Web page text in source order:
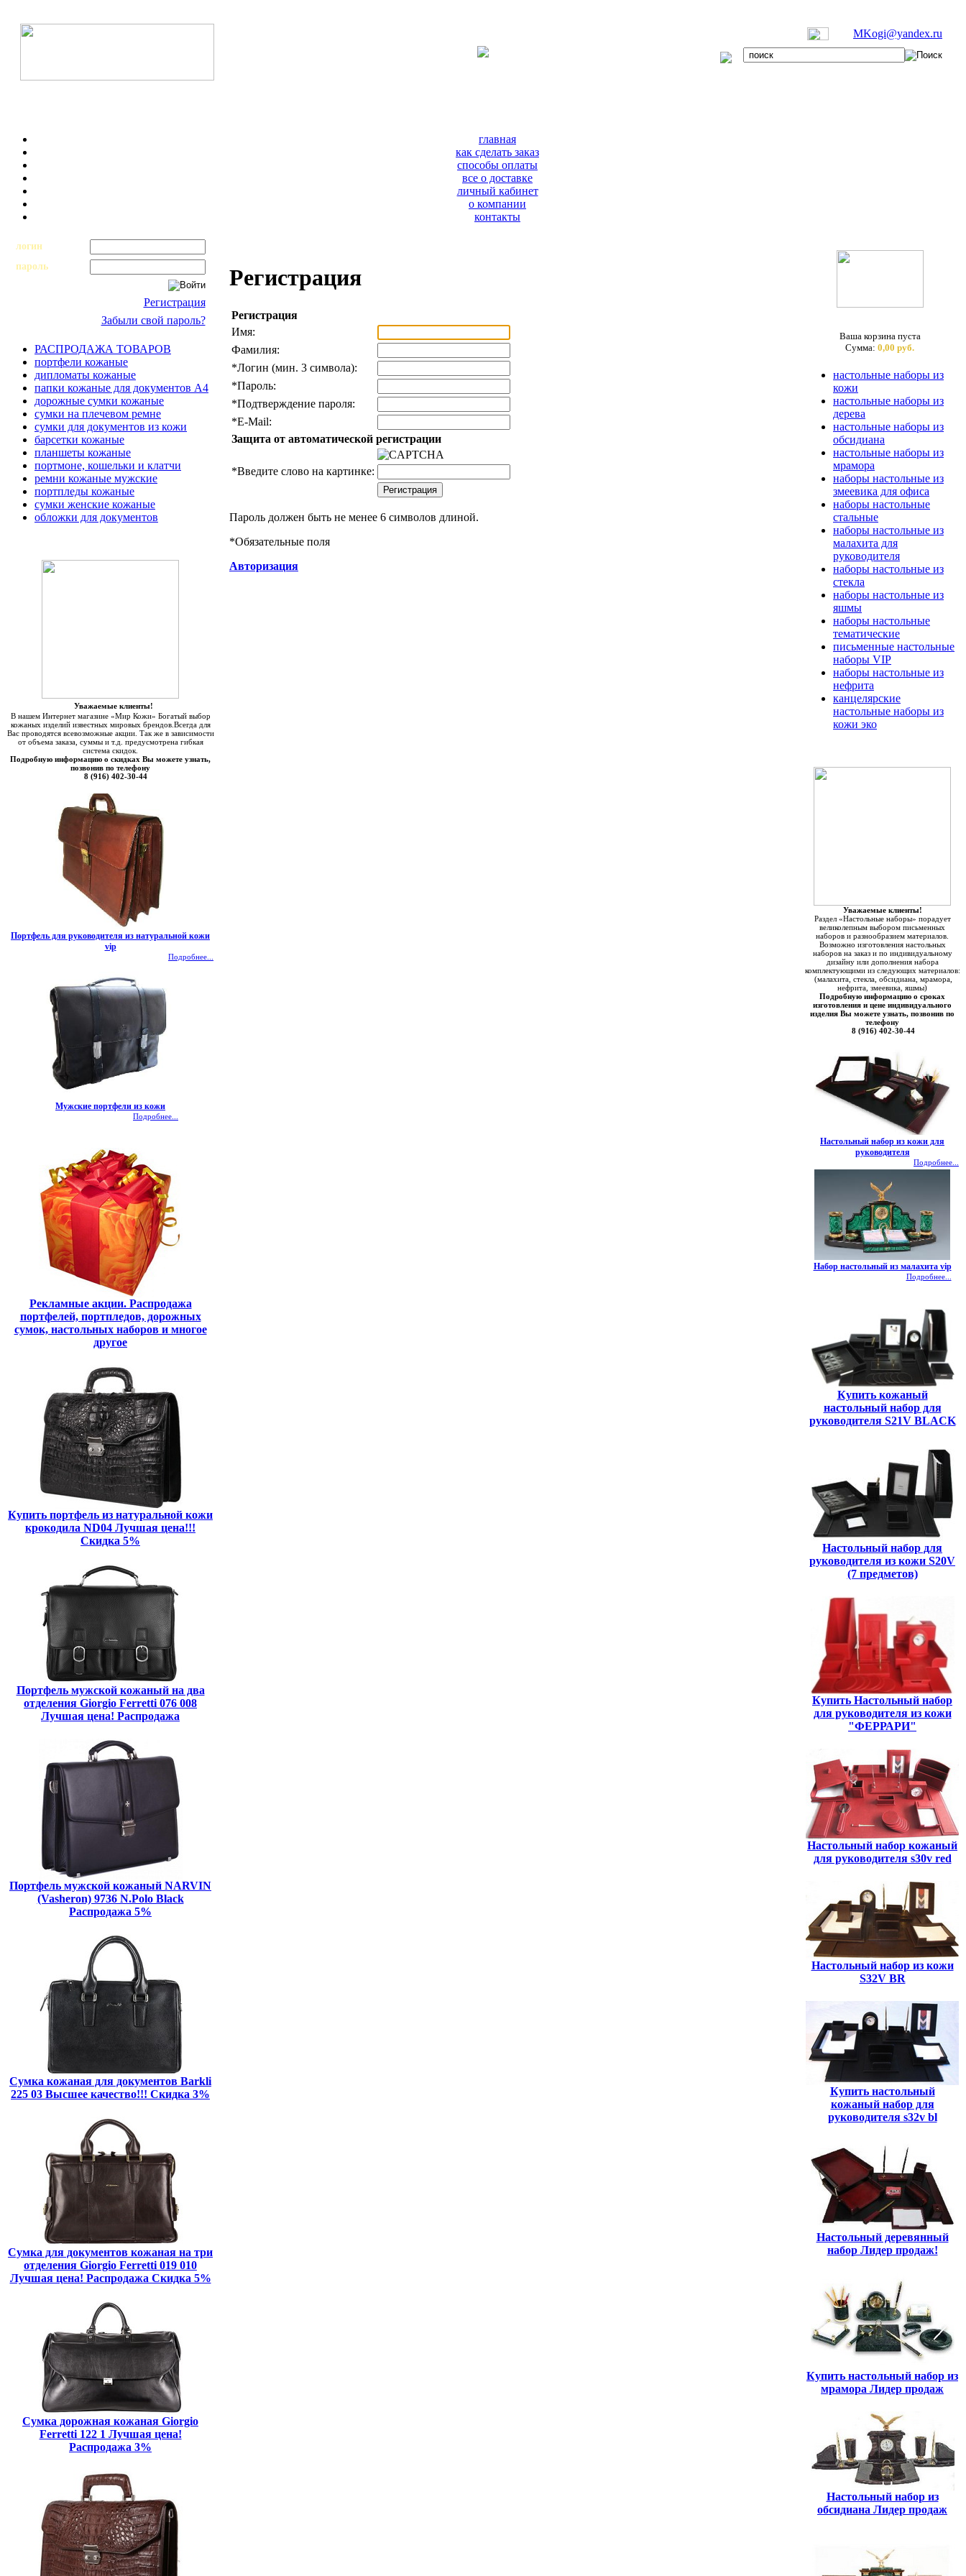
MKogi@yandex.ru
главная
как сделать заказ
способы оплаты
все о доставке
личный кабинет
о компании
контакты
логин
пароль
Регистрация
Забыли свой пароль?
РАСПРОДАЖА ТОВАРОВ
портфели кожаные
дипломаты кожаные
папки кожаные для документов А4
дорожные сумки кожаные
сумки на плечевом ремне
сумки для документов из кожи
барсетки кожаные
планшеты кожаные
портмоне, кошельки и клатчи
ремни кожаные мужские
портпледы кожаные
сумки женские кожаные
обложки для документов
Уважаемые клиенты!
В нашем Интернет магазине «Мир Кожи» Богатый выбор
кожаных изделий известных мировых брендов.Всегда для
Вас проводятся всевозможные акции. Так же в зависимости
от объема заказа, суммы и т.д. предусмотрена гибкая
система скидок.
Подробную информацию о скидках Вы можете узнать,
позвонив по телефону
8 (916) 402-30-44
Портфель для руководителя из натуральной кожи
vip
Подробнее...
Мужские портфели из кожи
Подробнее...
Рекламные акции. Распродажа
портфелей, портпледов, дорожных
сумок, настольных наборов и многое
другое
Купить портфель из натуральной кожи
крокодила ND04 Лучшая цена!!!
Скидка 5%
Портфель мужской кожаный на два
отделения Giorgio Ferretti 076 008
Лучшая цена! Распродажа
Портфель мужской кожаный NARVIN
(Vasheron) 9736 N.Polo Black
Распродажа 5%
Сумка кожаная для документов Barkli
225 03 Высшее качество!!! Скидка 3%
Сумка для документов кожаная на три
отделения Giorgio Ferretti 019 010
Лучшая цена! Распродажа Скидка 5%
Сумка дорожная кожаная Giorgio
Ferretti 122 1 Лучшая цена!
Распродажа 3%
Регистрация
Регистрация
Имя:
Фамилия:
*Логин (мин. 3 символа):
*Пароль:
*Подтверждение пароля:
*E-Mail:
Защита от автоматической регистрации
*Введите слово на картинке:
Пароль должен быть не менее 6 символов длиной.
*Обязательные поля
Авторизация
Ваша корзина пуста
Сумма: 0,00 руб.
настольные наборы из
кожи
настольные наборы из
дерева
настольные наборы из
обсидиана
настольные наборы из
мрамора
наборы настольные из
змеевика для офиса
наборы настольные
стальные
наборы настольные из
малахита для
руководителя
наборы настольные из
стекла
наборы настольные из
яшмы
наборы настольные
тематические
письменные настольные
наборы VIP
наборы настольные из
нефрита
канцелярские
настольные наборы из
кожи эко
Уважаемые клиенты!
Раздел «Настольные наборы» порадует
великолепным выбором письменных
наборов и разнообразием материалов.
Возможно изготовления настольных
наборов на заказ и по индивидуальному
дизайну или дополнения набора
комплектующими из следующих материалов:
(малахита, стекла, обсидиана, мрамора,
нефрита, змеевика, яшмы)
Подробную информацию о сроках
изготовления и цене индивидуального
изделия Вы можете узнать, позвонив по
телефону
8 (916) 402-30-44
Настольный набор из кожи для
руководителя
Подробнее...
Набор настольный из малахита vip
Подробнее...
Купить кожаный
настольный набор для
руководителя S21V BLACK
Настольный набор для
руководителя из кожи S20V
(7 предметов)
Купить Настольный набор
для руководителя из кожи
"ФЕРРАРИ"
Настольный набор кожаный
для руководителя s30v red
Настольный набор из кожи
S32V BR
Купить настольный
кожаный набор для
руководителя s32v bl
Настольный деревянный
набор Лидер продаж!
Купить настольный набор из
мрамора Лидер продаж
Настольный набор из
обсидиана Лидер продаж